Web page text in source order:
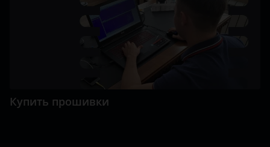
Купить прошивки